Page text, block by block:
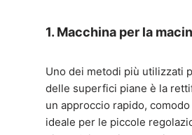
1. Macchina per la
Uno dei metodi più utilizzati
delle superfici piane è la
un approccio rapido,
ideale per le piccole